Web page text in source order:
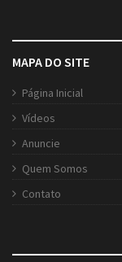
MAPA DO SITE
Página Inicial
Vídeos
Anuncie
Quem Somos
Contato